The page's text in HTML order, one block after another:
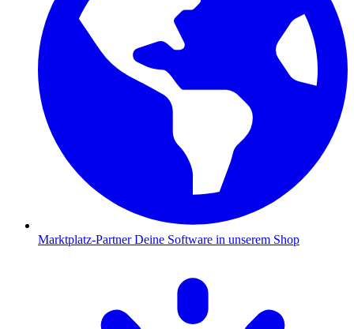
Marktplatz-Partner Deine Software in unserem Shop